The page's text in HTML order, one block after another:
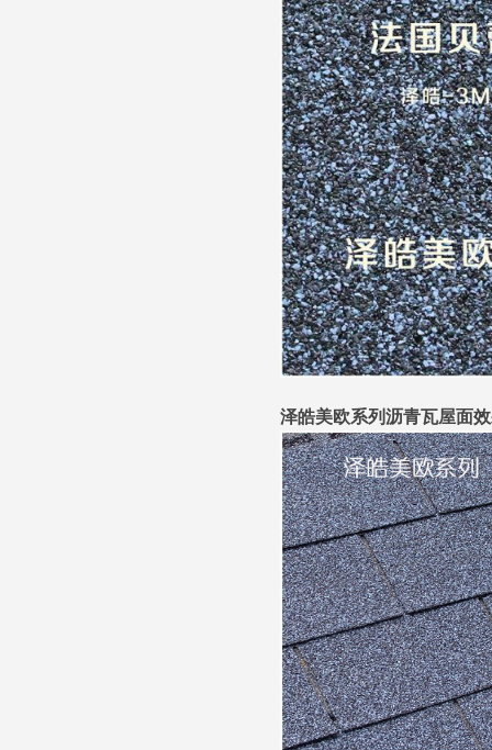
泽皓美欧系列沥青瓦屋面